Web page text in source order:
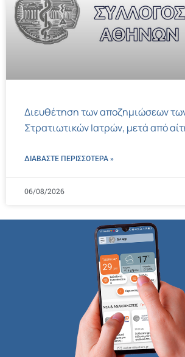
Διευθέτηση των αποζημιώσεων
Στρατιωτικών Ιατρών, μετά από
ΔΙΑΒΑΣΤΕ ΠΕΡΙΣΣΌΤΕΡΑ »
06/08/2026